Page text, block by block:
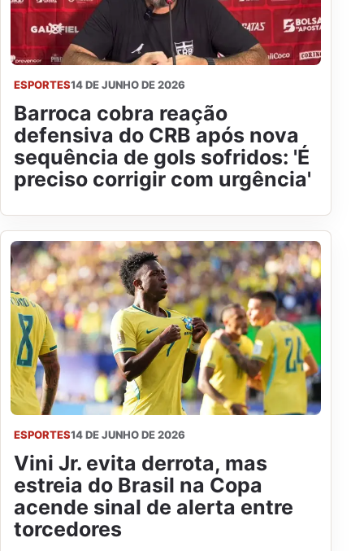
ESPORTES14 DE JUNHO DE 2026
Barroca cobra reação
defensiva do CRB após nova
sequência de gols sofridos: 'É
preciso corrigir com urgência'
ESPORTES14 DE JUNHO DE 2026
Vini Jr. evita derrota, mas
estreia do Brasil na Copa
acende sinal de alerta entre
torcedores